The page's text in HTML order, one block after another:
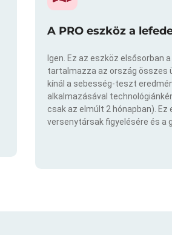
A PRO eszköz a
Igen. Ez az eszköz
tartalmazza az ország
kínál a sebesség-teszt
alkalmazásával
csak az elmúlt 2 hónapban).
versenytársak figyelésére és a